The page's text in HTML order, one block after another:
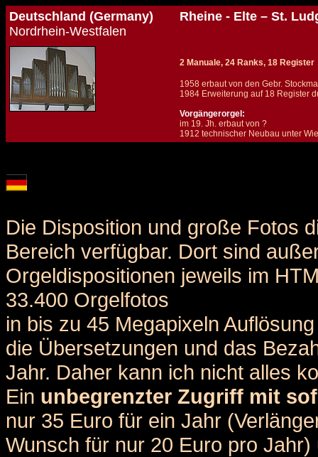
Deutschland (Germany)
Nordrhein-Westfalen
Rheine - Elte – St.
2 Manuale, 24 Ranks, 18 Register
1958 erbaut von den Gebr.
1984 Erweiterung auf 18 Register
Vorgängerorgel:
im 19. Jh. erbaut von ?
1912 technischer Neubau unter
Die Disposition und große Fotos
Bereich verfügbar. Dort sind
Orgeldispositionen jeweils im
33.400 Orgelfotos
in bis zu 45 Megapixeln
die Übersetzungen und das
Jahr. Daher kann ich nicht alles
Ein unbegrenzter Zugriff mit
nur 35 Euro für ein Jahr
Wunsch für nur 20 Euro pro